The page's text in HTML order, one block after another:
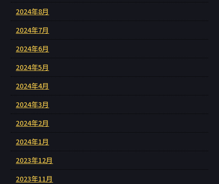
2024年8月
2024年7月
2024年6月
2024年5月
2024年4月
2024年3月
2024年2月
2024年1月
2023年12月
2023年11月